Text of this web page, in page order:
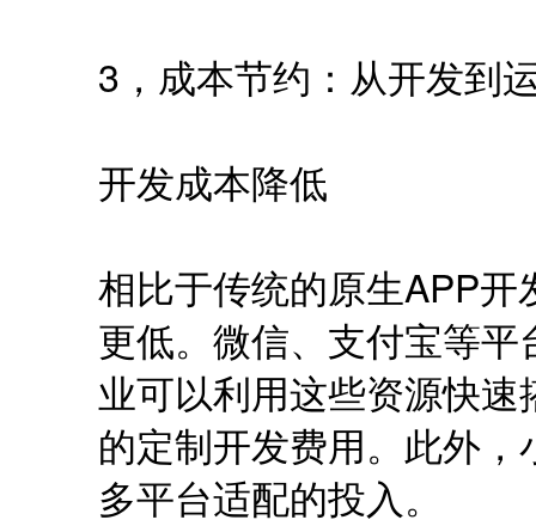
3，成本节约：从开发到
开发成本降低
相比于传统的原生APP
更低。微信、支付宝等
业可以利用这些资源快
的定制开发费用。此外
多平台适配的投入。